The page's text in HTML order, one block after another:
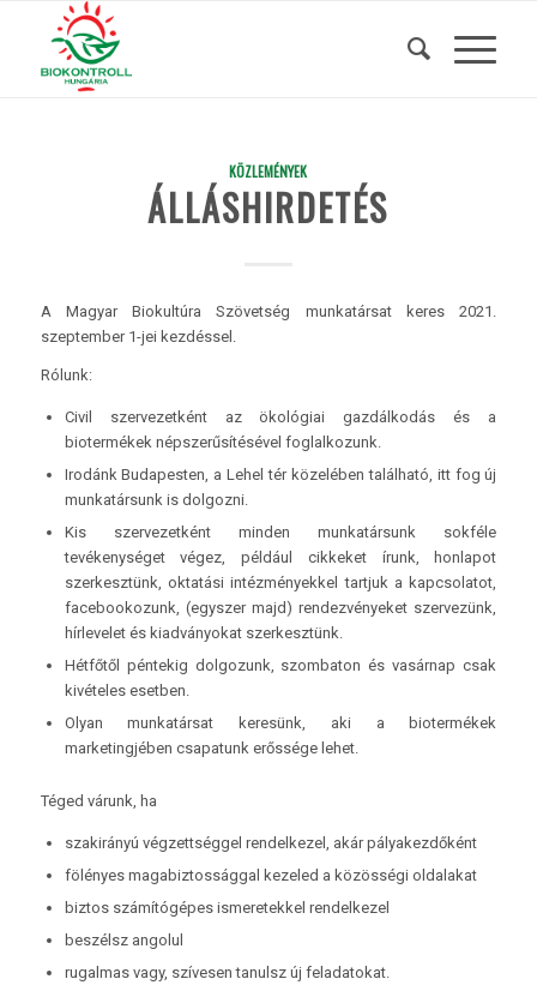
KÖZLEMÉNYEK
ÁLLÁSHIRDETÉS
A Magyar Biokultúra Szövetség munkatársat keres 2021.
szeptember 1-jei kezdéssel.
Rólunk:
Civil szervezetként az ökológiai gazdálkodás és a
biotermékek népszerűsítésével foglalkozunk.
Irodánk Budapesten, a Lehel tér közelében található, itt fog új
munkatársunk is dolgozni.
Kis szervezetként minden munkatársunk sokféle
tevékenységet végez, például cikkeket írunk, honlapot
szerkesztünk, oktatási intézményekkel tartjuk a kapcsolatot,
facebookozunk, (egyszer majd) rendezvényeket szervezünk,
hírlevelet és kiadványokat szerkesztünk.
Hétfőtől péntekig dolgozunk, szombaton és vasárnap csak
kivételes esetben.
Olyan munkatársat keresünk, aki a biotermékek
marketingjében csapatunk erőssége lehet.
Téged várunk, ha
szakirányú végzettséggel rendelkezel, akár pályakezdőként
fölényes magabiztossággal kezeled a közösségi oldalakat
biztos számítógépes ismeretekkel rendelkezel
beszélsz angolul
rugalmas vagy, szívesen tanulsz új feladatokat.